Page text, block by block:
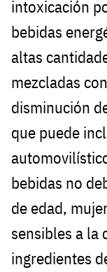
intoxicación
bebidas
altas
mezcladas
disminución
que puede
bebidas no
de edad,
sensibles a la
ingredientes